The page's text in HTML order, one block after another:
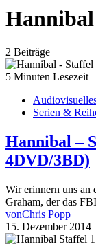
2 Beiträge
5 Minuten Lesezeit
Serien &
Hannibal –
4DVD/3BD)
Wir erinnern uns an
Graham, der das
vonChris Popp
15. Dezember 2014